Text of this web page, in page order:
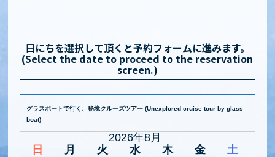
日にちを選択して頂くと予約フォームに進みます。
(Select the date to proceed to the reservation
screen.)
グラスボートで行く、秘境クルーズツアー (Unexplored cruise tour by glass
boat)
2026年8月
日
月 火 水 木 金 土